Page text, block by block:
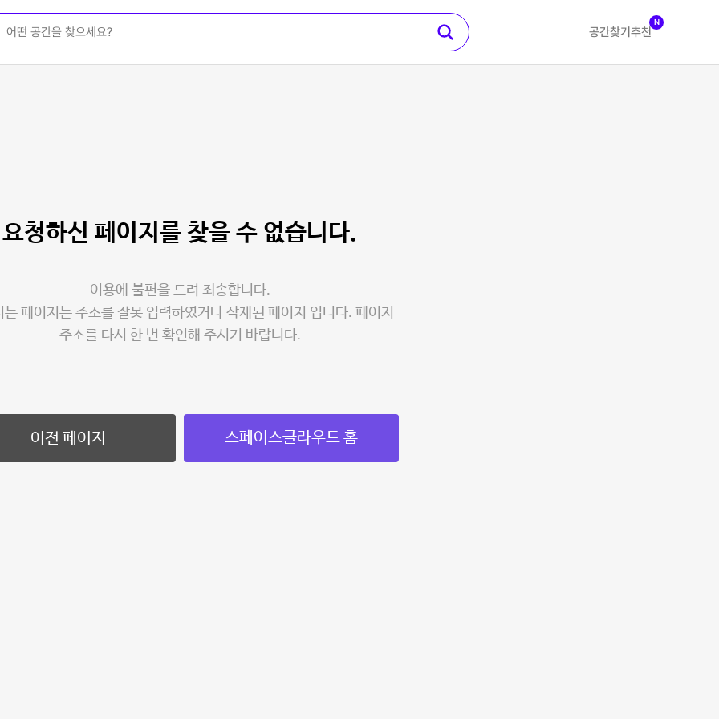
공간찾기 추천
N
요청하신 페이지를 찾을 수 없습니다.
이용에 불편을 드려 죄송합니다.
는 페이지는 주소를 잘못 입력하였거나 삭제된 페이지 입니다. 페이지
주소를 다시 한 번 확인해 주시기 바랍니다.
이전 페이지 스페이스클라우드 홈